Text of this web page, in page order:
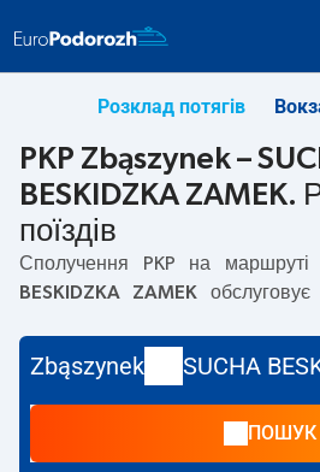
Розклад потягів
PKP Zbąszynek –
BESKIDZKA ZAMEK.
поїздів
Сполучення PKP на маршруті
BESKIDZKA ZAMEK
з
Останній потяг до SUCHA
06:28. Наразі на маршруті
BESKIDZKA ZAMEKне курсують
BESKIDZKA ZAMEK.
Zbąszynek SUCHA
ПОШУК